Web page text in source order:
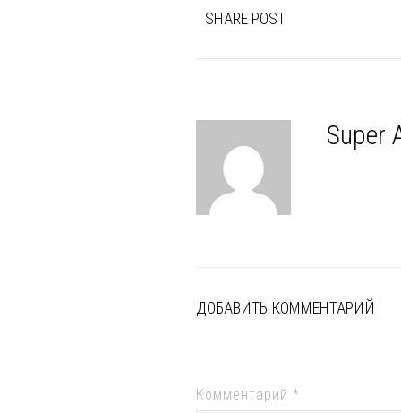
SHARE POST
Super
ДОБАВИТЬ КОММЕНТАРИЙ
Комментарий *